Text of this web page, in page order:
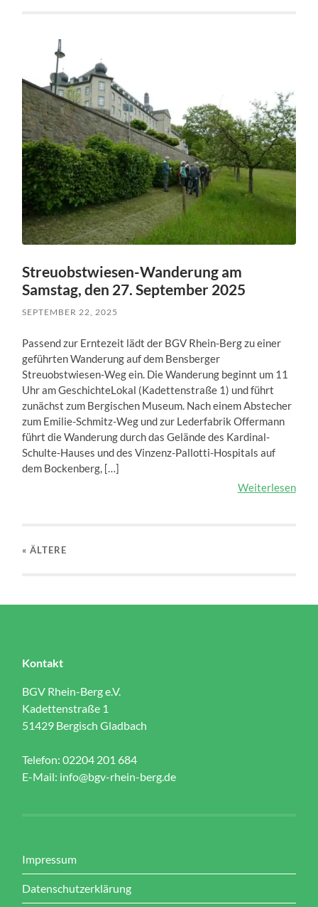
Streuobstwiesen-Wanderung am
Samstag, den 27. September 2025
SEPTEMBER 22, 2025
Passend zur Erntezeit lädt der BGV Rhein-Berg zu einer
geführten Wanderung auf dem Bensberger
Streuobstwiesen-Weg ein. Die Wanderung beginnt um 11
Uhr am GeschichteLokal (Kadettenstraße 1) und führt
zunächst zum Bergischen Museum. Nach einem Abstecher
zum Emilie-Schmitz-Weg und zur Lederfabrik Offermann
führt die Wanderung durch das Gelände des Kardinal-
Schulte-Hauses und des Vinzenz-Pallotti-Hospitals auf
dem Bockenberg, […]
Weiterlesen
« ÄLTERE
Kontakt
BGV Rhein-Berg e.V.
Kadettenstraße 1
51429 Bergisch Gladbach
Telefon: 02204 201 684
E-Mail: info@bgv-rhein-berg.de
Impressum
Datenschutzerklärung